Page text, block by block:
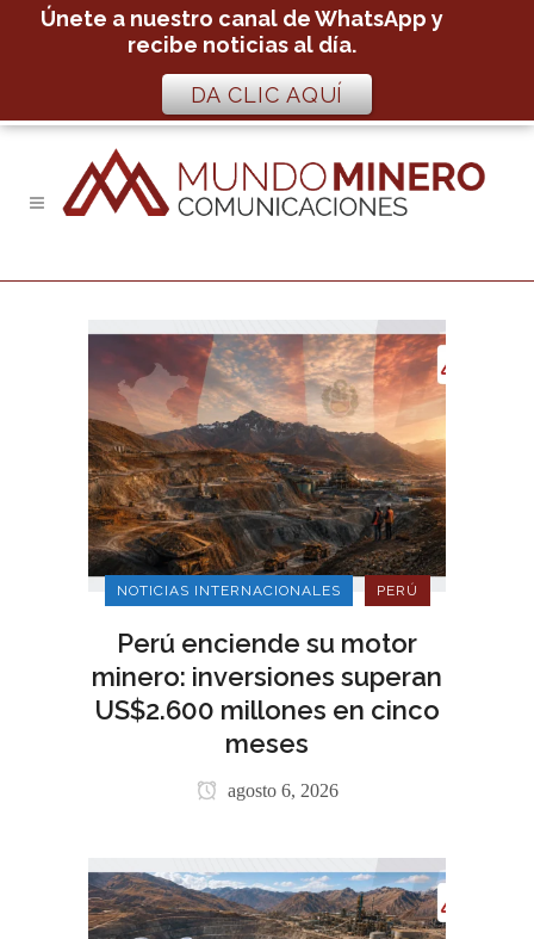
NOTICIAS INTERNACIONALES PERÚ
Perú enciende su motor
minero: inversiones superan
US$2.600 millones en cinco
meses
agosto 6, 2026
Únete a nuestro canal de WhatsApp y
recibe noticias al día.
DA CLIC AQUÍ